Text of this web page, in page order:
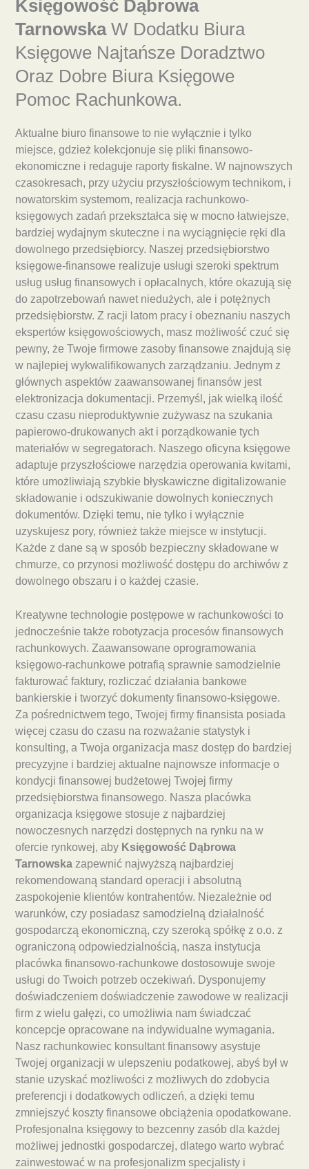
Księgowość Dąbrowa
TarnowskaW Dodatku Biura
Księgowe Najtańsze Doradztwo
Oraz Dobre Biura Księgowe
Pomoc Rachunkowa.
Aktualne biuro finansowe to nie wyłącznie i tylko
miejsce, gdzież kolekcjonuje się pliki finansowo-
ekonomiczne i redaguje raporty fiskalne. W najnowszych
czasokresach, przy użyciu przyszłościowym technikom, i
nowatorskim systemom, realizacja rachunkowo-
księgowych zadań przekształca się w mocno łatwiejsze,
bardziej wydajnym skuteczne i na wyciągnięcie ręki dla
dowolnego przedsiębiorcy. Naszej przedsiębiorstwo
księgowe-finansowe realizuje usługi szeroki spektrum
usług usług finansowych i opłacalnych, które okazują się
do zapotrzebowań nawet niedużych, ale i potężnych
przedsiębiorstw. Z racji latom pracy i obeznaniu naszych
ekspertów księgowościowych, masz możliwość czuć się
pewny, że Twoje firmowe zasoby finansowe znajdują się
w najlepiej wykwalifikowanych zarządzaniu. Jednym z
głównych aspektów zaawansowanej finansów jest
elektronizacja dokumentacji. Przemyśl, jak wielką ilość
czasu czasu nieproduktywnie zużywasz na szukania
papierowo-drukowanych akt i porządkowanie tych
materiałów w segregatorach. Naszego oficyna księgowe
adaptuje przyszłościowe narzędzia operowania kwitami,
które umożliwiają szybkie błyskawiczne digitalizowanie
składowanie i odszukiwanie dowolnych koniecznych
dokumentów. Dzięki temu, nie tylko i wyłącznie
uzyskujesz pory, również także miejsce w instytucji.
Każde z dane są w sposób bezpieczny składowane w
chmurze, co przynosi możliwość dostępu do archiwów z
dowolnego obszaru i o każdej czasie.
Kreatywne technologie postępowe w rachunkowości to
jednocześnie także robotyzacja procesów finansowych
rachunkowych. Zaawansowane oprogramowania
księgowo-rachunkowe potrafią sprawnie samodzielnie
fakturować faktury, rozliczać działania bankowe
bankierskie i tworzyć dokumenty finansowo-księgowe.
Za pośrednictwem tego, Twojej firmy finansista posiada
więcej czasu do czasu na rozważanie statystyk i
konsulting, a Twoja organizacja masz dostęp do bardziej
precyzyjne i bardziej aktualne najnowsze informacje o
kondycji finansowej budżetowej Twojej firmy
przedsiębiorstwa finansowego. Nasza placówka
organizacja księgowe stosuje z najbardziej
nowoczesnych narzędzi dostępnych na rynku na w
ofercie rynkowej, aby Księgowość Dąbrowa
Tarnowska zapewnić najwyższą najbardziej
rekomendowaną standard operacji i absolutną
zaspokojenie klientów kontrahentów. Niezależnie od
warunków, czy posiadasz samodzielną działalność
gospodarczą ekonomiczną, czy szeroką spółkę z o.o. z
ograniczoną odpowiedzialnością, nasza instytucja
placówka finansowo-rachunkowe dostosowuje swoje
usługi do Twoich potrzeb oczekiwań. Dysponujemy
doświadczeniem doświadczenie zawodowe w realizacji
firm z wielu gałęzi, co umożliwia nam świadczać
koncepcje opracowane na indywidualne wymagania.
Nasz rachunkowiec konsultant finansowy asystuje
Twojej organizacji w ulepszeniu podatkowej, abyś był w
stanie uzyskać możliwości z możliwych do zdobycia
preferencji i dodatkowych odliczeń, a dzięki temu
zmniejszyć koszty finansowe obciążenia opodatkowane.
Profesjonalna księgowy to bezcenny zasób dla każdej
możliwej jednostki gospodarczej, dlatego warto wybrać
zainwestować w na profesjonalizm specjalisty i